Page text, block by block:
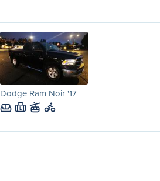
Dodge Ram Noir '17
L